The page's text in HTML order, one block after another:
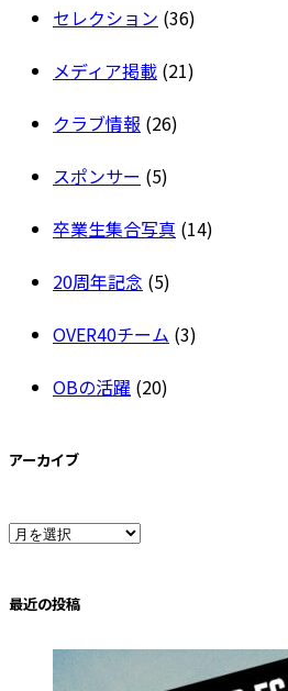
セレクション (36)
メディア掲載 (21)
クラブ情報 (26)
スポンサー (5)
卒業生集合写真 (14)
20周年記念 (5)
OVER40チーム (3)
OBの活躍 (20)
アーカイブ
ア
最近の投稿